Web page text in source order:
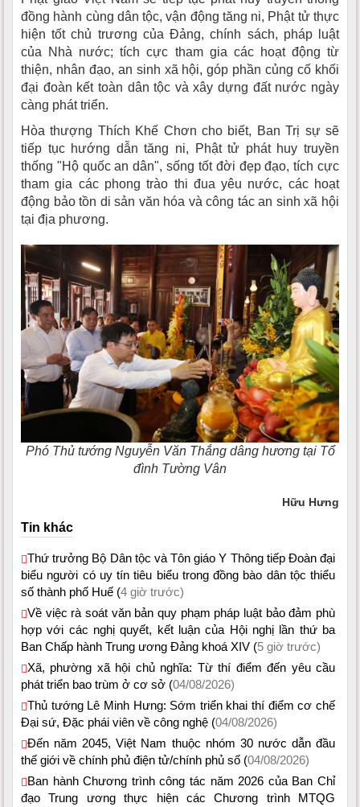
đồng hành cùng dân tộc, vận động tăng ni, Phật tử thực
hiện tốt chủ trương của Đảng, chính sách, pháp luật
của Nhà nước; tích cực tham gia các hoạt động từ
thiện, nhân đạo, an sinh xã hội, góp phần củng cố khối
đại đoàn kết toàn dân tộc và xây dựng đất nước ngày
càng phát triển.
Hòa thượng Thích Khế Chơn cho biết, Ban Trị sự sẽ
tiếp tục hướng dẫn tăng ni, Phật tử phát huy truyền
thống "Hộ quốc an dân", sống tốt đời đẹp đạo, tích cực
tham gia các phong trào thi đua yêu nước, các hoạt
động bảo tồn di sản văn hóa và công tác an sinh xã hội
tại địa phương.
Phó Thủ tướng Nguyễn Văn Thắng dâng hương tại Tổ
đình Tường Vân
Hữu Hưng
Tin khác
Thứ trưởng Bộ Dân tộc và Tôn giáo Y Thông tiếp Đoàn đại
biểu người có uy tín tiêu biểu trong đồng bào dân tộc thiểu
số thành phố Huế (4 giờ trước)
Về việc rà soát văn bản quy phạm pháp luật bảo đảm phù
hợp với các nghị quyết, kết luận của Hội nghị lần thứ ba
Ban Chấp hành Trung ương Đảng khoá XIV (5 giờ trước)
Xã, phường xã hội chủ nghĩa: Từ thí điểm đến yêu cầu
phát triển bao trùm ở cơ sở (04/08/2026)
Thủ tướng Lê Minh Hưng: Sớm triển khai thí điểm cơ chế
Đại sứ, Đặc phái viên về công nghệ (04/08/2026)
Đến năm 2045, Việt Nam thuộc nhóm 30 nước dẫn đầu
thế giới về chính phủ điện tử/chính phủ số (04/08/2026)
Ban hành Chương trình công tác năm 2026 của Ban Chỉ
đạo Trung ương thực hiện các Chương trình MTQG